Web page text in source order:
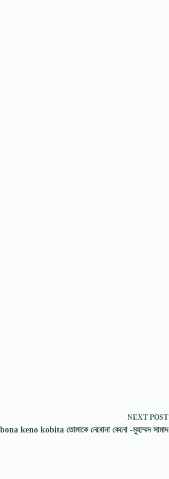
NEXT POST
keno kobita তোমাকে নেবোনা কেনো -মুহাম্মদ সামাদ